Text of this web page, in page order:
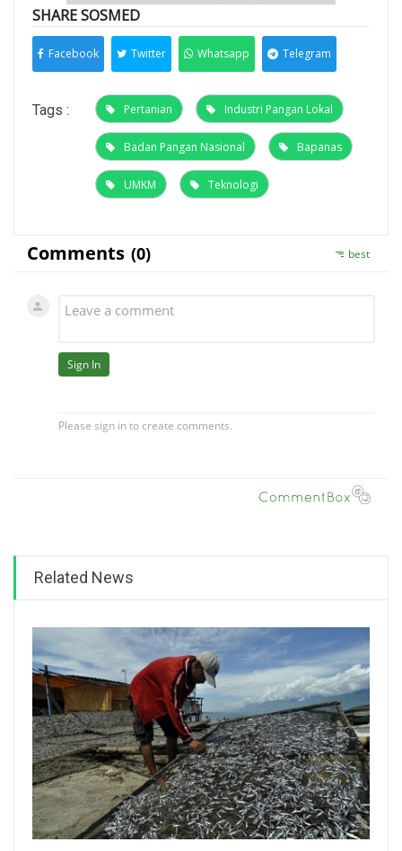
SHARE SOSMED
Facebook Twitter Whatsapp Telegram
Tags : Pertanian Industri Pangan Lokal
Badan Pangan Nasional Bapanas
UMKM Teknologi
Related News